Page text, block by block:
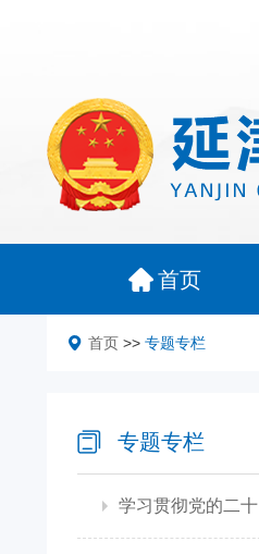
首页
首页 >> 专题专栏
专题专栏
学习贯彻党的二十大精神